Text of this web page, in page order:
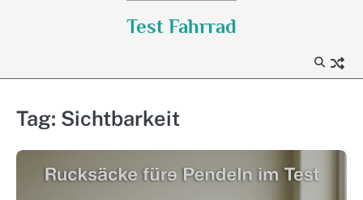
Test Fahrrad
Tag: Sichtbarkeit